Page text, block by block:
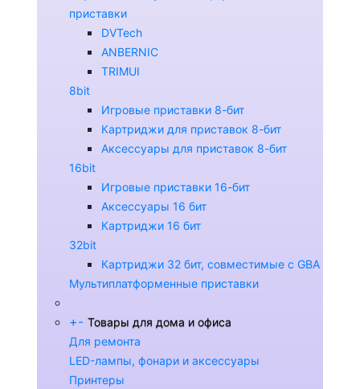
приставки
DVTech
ANBERNIC
TRIMUI
8bit
Игровые приставки 8-бит
Картриджи для приставок 8-бит
Аксессуары для приставок 8-бит
16bit
Игровые приставки 16-бит
Аксессуары 16 бит
Картриджи 16 бит
32bit
Картриджи 32 бит, совместимые с GBA
Мультиплатформенные приставки
+- Товары для дома и офиса
Для ремонта
LED-лампы, фонари и аксессуары
Принтеры